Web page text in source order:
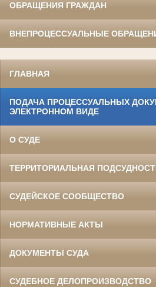
ОБРАЩЕНИЯ ГРАЖДАН
ВНЕПРОЦЕССУАЛЬНЫЕ
ГЛАВНАЯ
ПОДАЧА ПРОЦЕССУАЛЬНЫХ
ЭЛЕКТРОННОМ ВИДЕ
О СУДЕ
ТЕРРИТОРИАЛЬНАЯ
СУДЕЙСКОЕ СООБЩЕСТВО
НОРМАТИВНЫЕ АКТЫ
ДОКУМЕНТЫ СУДА
СУДЕБНОЕ ДЕЛОПРОИЗВОДСТВО